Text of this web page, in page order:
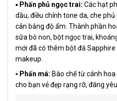
▪️ Phấn phủ ngọc trai: Các hạt
dầu, điều chỉnh tone da, che
cân bằng độ ẩm. Thành phần
sữa bò non, bột ngọc trai,
mới đã có thêm bột đá
makeup.
▪️ Phấn má: Bào chế từ cánh
cho bạn vẻ đẹp rạng rỡ, đáng